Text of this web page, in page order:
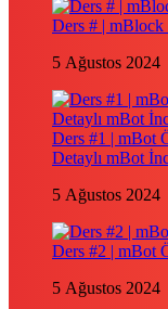
Ders # |
5 Ağustos 2024
Ders #1 | mBot
Detaylı mBot
5 Ağustos 2024
Ders #2 | mBot
5 Ağustos 2024